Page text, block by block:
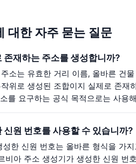
대한 자주 묻는 질문
재하는 주소를 생성합니까?
소는 유효한 거리 이름, 올바른 건
위로 생성된 조합이지 실제로 존
를 요구하는 공식 목적으로는 사용
원 번호를 사용할 수 있습니까?
한 신원 번호는 올바른 형식을 가
비아 주소 생성기가 생성한 신원